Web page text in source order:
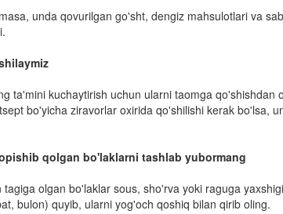
unda qovurilgan go'sht, dengiz mahsulotlari va
ta'mini kuchaytirish uchun ularni taomga qo'shishdan
bo'yicha ziravorlar oxirida qo'shilishi kerak bo'lsa,
qolgan bo'laklarni tashlab yubormang
olgan bo'laklar sous, sho'rva yoki raguga
bulon) quyib, ularni yog'och qoshiq bilan qirib oling.